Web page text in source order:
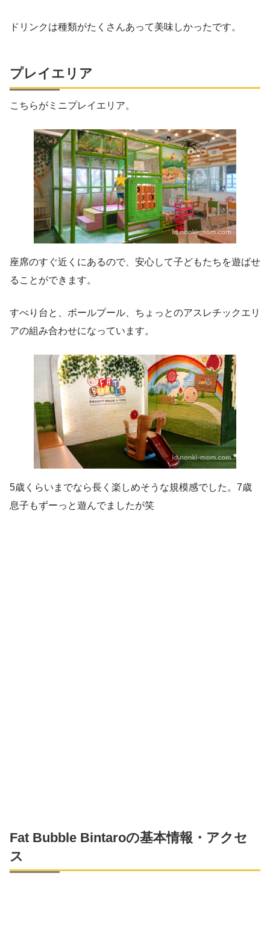
ドリンクは種類がたくさんあって美味しかったです。
プレイ エリア
こちらがミニプレイエリア。
座席のすぐ近くにあるので、安心して子どもたちを遊ばせ
ることができます。
すべり台と、ボールプール、ちょっとのアスレチックエリ
アの組み合わせになっています。
5歳くらいまでなら長く楽しめそうな規模感でした。7歳
息子もずーっと遊んでましたが笑
Fat Bubble Bintaroの基本情報・アクセ
ス